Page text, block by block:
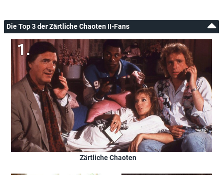
Die Top 3 der Zärtliche Chaoten II-Fans
Zärtliche Chaoten